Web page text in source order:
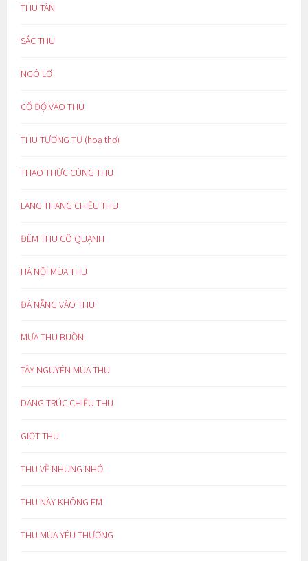
THU TÀN
SẮC THU
NGÓ LƠ
CỔ ĐỘ VÀO THU
THU TƯƠNG TƯ (hoạ thơ)
THAO THỨC CÙNG THU
LANG THANG CHIỀU THU
ĐÊM THU CÔ QUẠNH
HÀ NỘI MÙA THU
ĐÀ NẴNG VÀO THU
MƯA THU BUỒN
TÂY NGUYÊN MÙA THU
DÁNG TRÚC CHIỀU THU
GIỌT THU
THU VỀ NHUNG NHỚ
THU NÀY KHÔNG EM
THU MÙA YÊU THƯƠNG